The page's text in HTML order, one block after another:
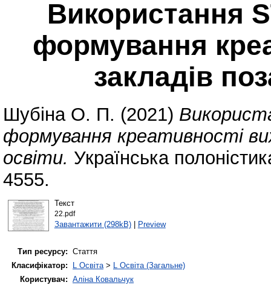
Використання
формування
закладів
Шубіна О. П. (2021)
формування креативності
освіти. Українська
4555.
Текст
22.pdf
Завантажити (298kB)| Preview
Тип ресурсу: Стаття
Класифікатор:
L Освіта> L Освіта (Загальне)
Користувач: Аліна Ковальчук